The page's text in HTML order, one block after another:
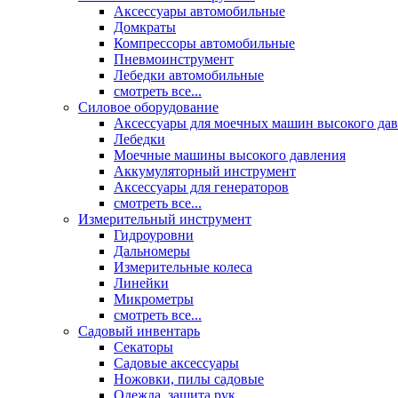
Аксессуары автомобильные
Домкраты
Компрессоры автомобильные
Пневмоинструмент
Лебедки автомобильные
смотреть все...
Силовое оборудование
Аксессуары для моечных машин высокого
Лебедки
Моечные машины высокого давления
Аккумуляторный инструмент
Аксессуары для генераторов
смотреть все...
Измерительный инструмент
Гидроуровни
Дальномеры
Измерительные колеса
Линейки
Микрометры
смотреть все...
Садовый инвентарь
Секаторы
Садовые аксессуары
Ножовки, пилы садовые
Одежда, защита рук